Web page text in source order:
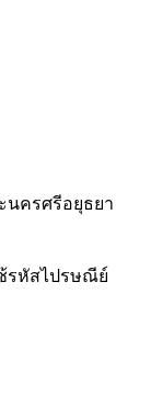
นครศรีอยุธยา
รหัสไปรษณีย์